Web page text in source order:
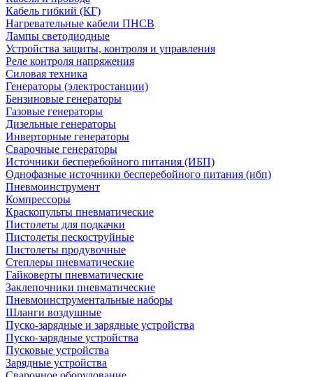
Кабель гибкий (КГ)
Нагревательные кабели ПНСВ
Лампы светодиодные
Устройства защиты, контроля и управления
Реле контроля напряжения
Силовая техника
Генераторы (электростанции)
Бензиновые генераторы
Газовые генераторы
Дизельные генераторы
Инверторные генераторы
Сварочные генераторы
Источники бесперебойного питания (ИБП)
Однофазные источники бесперебойного питания (ибп)
Пневмоинструмент
Компрессоры
Краскопульты пневматические
Пистолеты для подкачки
Пистолеты пескоструйные
Пистолеты продувочные
Степлеры пневматические
Гайковерты пневматические
Заклепочники пневматические
Пневмоинструментальные наборы
Шланги воздушные
Пуско-зарядные и зарядные устройства
Пуско-зарядные устройства
Пусковые устройства
Зарядные устройства